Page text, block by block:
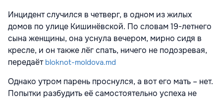
Инцидент случился в четверг, в одном из жилых
домов по улице Кишинёвской. По словам 19-летнего
сына женщины, она уснула вечером, мирно сидя в
кресле, и он также лёг спать, ничего не подозревая,
передаёт bloknot-moldova.md
Однако утром парень проснулся, а вот его мать – нет.
Попытки разбудить её самостоятельно успеха не